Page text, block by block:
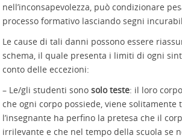
nell’inconsapevolezza, può condizionare
processo formativo lasciando segni
Le cause di tali danni possono essere
schema, il quale presenta i limiti di ogni
conto delle eccezioni:
– Le/gli studenti sono solo teste: il loro
che ogni corpo possiede, viene solitamente
l’insegnante ha perfino la pretesa che il
irrilevante e che nel tempo della scuola se